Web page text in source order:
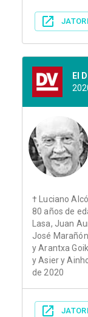
El
† Luciano
80 años de
Lasa, Juan
José
y Arantxa
y Asier y
de 2020